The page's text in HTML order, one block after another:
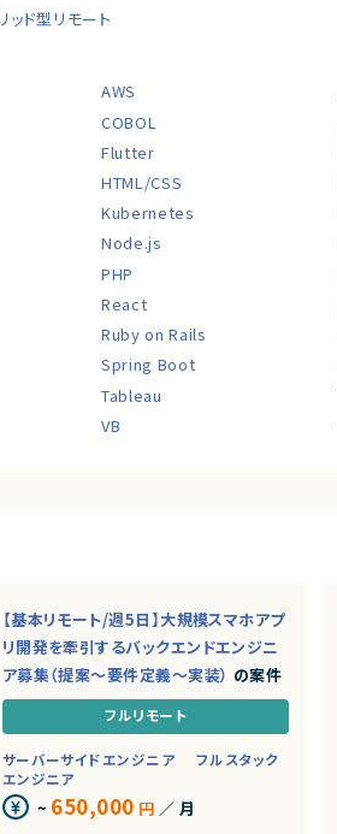
ッド型リモート
AWS
COBOL
Flutter
HTML/CSS
Kubernetes
Node.js
PHP
React
Ruby on Rails
Spring Boot
Tableau
VB
【基本リモート/週5日】大規模スマホアプ
リ開発を牽引するバックエンドエンジニ
ア募集（提案～要件定義～実装） の案件
フルリモート
サーバーサイドエンジニア
フルスタック
エンジニア
~ 650,000 円 ／ 月